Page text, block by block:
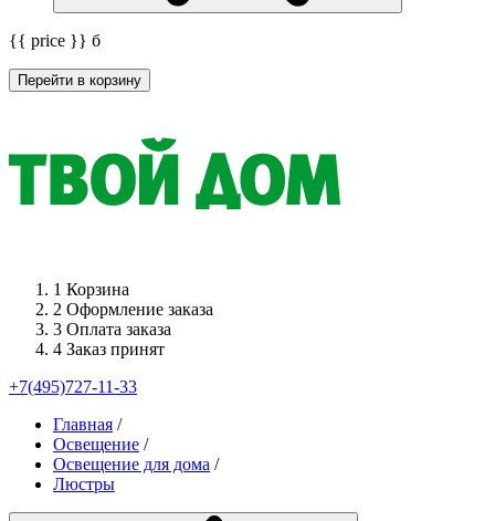
{{ price }} б
Перейти в корзину
1 Корзина
2 Оформление заказа
3 Оплата заказа
4 Заказ принят
+7(495)727-11-33
Главная /
Освещение /
Освещение для дома /
Люстры